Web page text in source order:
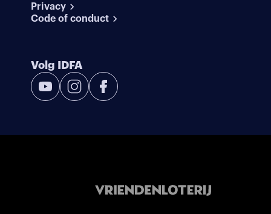
Privacy
Code of conduct
Volg IDFA